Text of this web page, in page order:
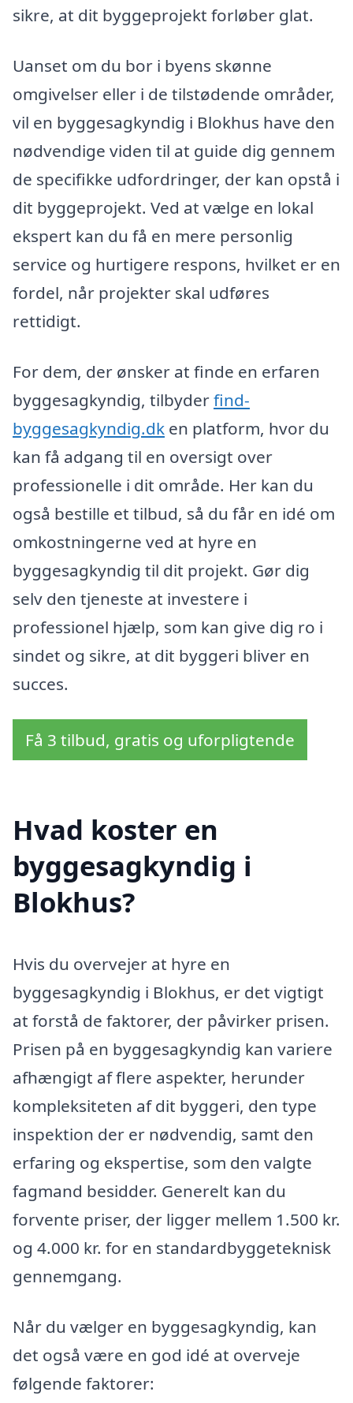
sikre, at dit byggeprojekt forløber glat.
Uanset om du bor i byens skønne
omgivelser eller i de tilstødende områder,
vil en byggesagkyndig i Blokhus have den
nødvendige viden til at guide dig gennem
de specifikke udfordringer, der kan opstå i
dit byggeprojekt. Ved at vælge en lokal
ekspert kan du få en mere personlig
service og hurtigere respons, hvilket er en
fordel, når projekter skal udføres
rettidigt.
For dem, der ønsker at finde en erfaren
byggesagkyndig, tilbyderfind-
byggesagkyndig.dk en platform, hvor du
kan få adgang til en oversigt over
professionelle i dit område. Her kan du
også bestille et tilbud, så du får en idé om
omkostningerne ved at hyre en
byggesagkyndig til dit projekt. Gør dig
selv den tjeneste at investere i
professionel hjælp, som kan give dig ro i
sindet og sikre, at dit byggeri bliver en
succes.
Få 3 tilbud, gratis og uforpligtende
Hvad koster en
byggesagkyndig i
Blokhus?
Hvis du overvejer at hyre en
byggesagkyndig i Blokhus, er det vigtigt
at forstå de faktorer, der påvirker prisen.
Prisen på en byggesagkyndig kan variere
afhængigt af flere aspekter, herunder
kompleksiteten af dit byggeri, den type
inspektion der er nødvendig, samt den
erfaring og ekspertise, som den valgte
fagmand besidder. Generelt kan du
forvente priser, der ligger mellem 1.500 kr.
og 4.000 kr. for en standardbyggeteknisk
gennemgang.
Når du vælger en byggesagkyndig, kan
det også være en god idé at overveje
følgende faktorer: